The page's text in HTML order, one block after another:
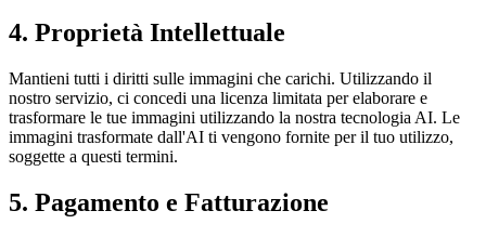
4. Proprietà Intellettuale
Mantieni tutti i diritti sulle immagini che carichi. Utilizzando il
nostro servizio, ci concedi una licenza limitata per elaborare e
trasformare le tue immagini utilizzando la nostra tecnologia AI. Le
immagini trasformate dall'AI ti vengono fornite per il tuo utilizzo,
soggette a questi termini.
5. Pagamento e Fatturazione